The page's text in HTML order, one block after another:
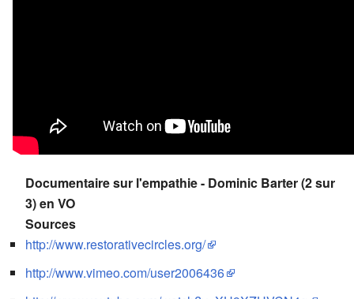
Documentaire sur l'empathie - Dominic Barter (2 sur
3) en VO
Sources
http://www.restorativecircles.org/
http://www.vimeo.com/user2006436